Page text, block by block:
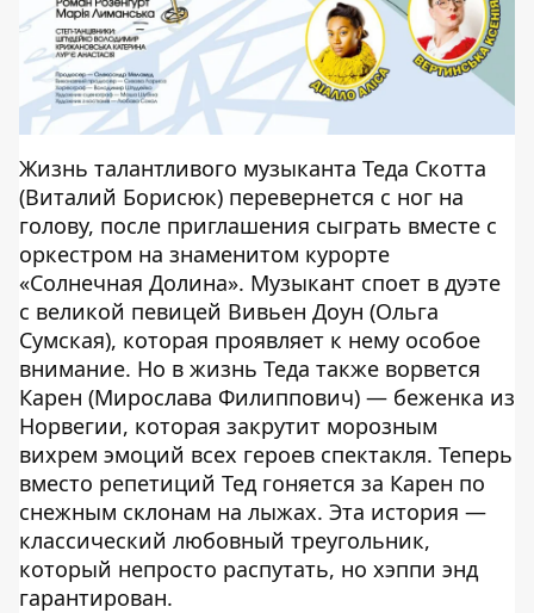
Жизнь талантливого музыканта Теда Скотта
(Виталий Борисюк) перевернется с ног на
голову, после приглашения сыграть вместе с
оркестром на знаменитом курорте
«Солнечная Долина». Музыкант споет в дуэте
с великой певицей Вивьен Доун (Ольга
Сумская), которая проявляет к нему особое
внимание. Но в жизнь Теда также ворвется
Карен (Мирослава Филиппович) — беженка из
Норвегии, которая закрутит морозным
вихрем эмоций всех героев спектакля. Теперь
вместо репетиций Тед гоняется за Карен по
снежным склонам на лыжах. Эта история —
классический любовный треугольник,
который непросто распутать, но хэппи энд
гарантирован.